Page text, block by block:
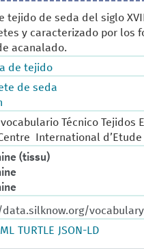
tejido de seda del siglo
y caracterizado por los
acanalado.
de tejido
de seda
vocabulario Técnico
Centre International
(tissu)
TURTLE JSON-LD